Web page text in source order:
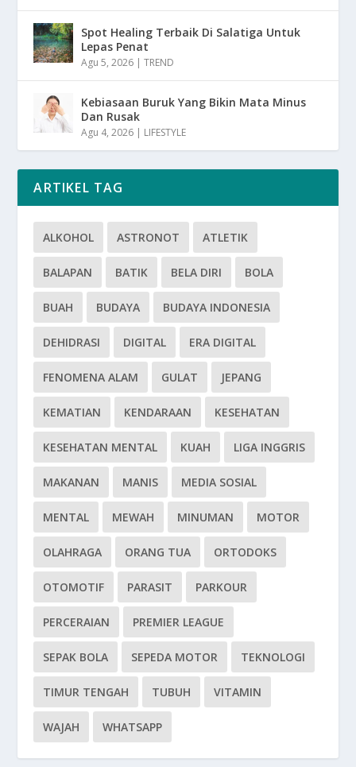
Spot Healing Terbaik Di Salatiga Untuk
Lepas Penat
Agu 5, 2026 |TREND
Kebiasaan Buruk Yang Bikin Mata Minus
Dan Rusak
Agu 4, 2026 | LIFESTYLE
ARTIKEL TAG
ALKOHOL ASTRONOT ATLETIK
BALAPAN BATIK BELA DIRI BOLA
BUAH BUDAYA BUDAYA INDONESIA
DEHIDRASI DIGITAL ERA DIGITAL
FENOMENA ALAM GULAT JEPANG
KEMATIAN KENDARAAN KESEHATAN
KESEHATAN MENTAL KUAH LIGA INGGRIS
MAKANAN MANIS MEDIA SOSIAL
MENTAL MEWAH MINUMAN MOTOR
OLAHRAGA ORANG TUA ORTODOKS
OTOMOTIF PARASIT PARKOUR
PERCERAIAN PREMIER LEAGUE
SEPAK BOLA SEPEDA MOTOR TEKNOLOGI
TIMUR TENGAH TUBUH VITAMIN
WAJAH WHATSAPP